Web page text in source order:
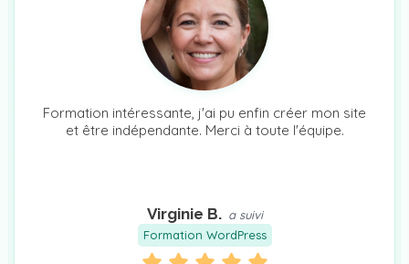
Formation intéressante, j'ai pu enfin créer mon site
et être indépendante. Merci à toute l'équipe.
Virginie B. a suivi
Formation WordPress